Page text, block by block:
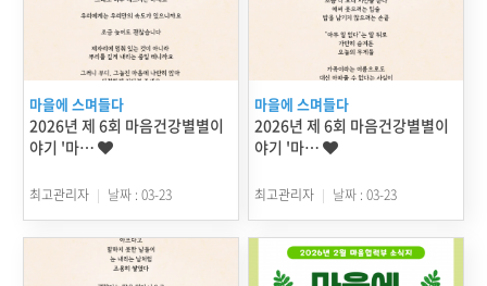
마을에 스며들다
2026년 제 6회 마음건강별별이
야기 '마…
최고관리자 날짜 : 03-23
마을에 스며들다
2026년 제 6회 마음건강별별이
야기 '마…
최고관리자 날짜 : 03-23